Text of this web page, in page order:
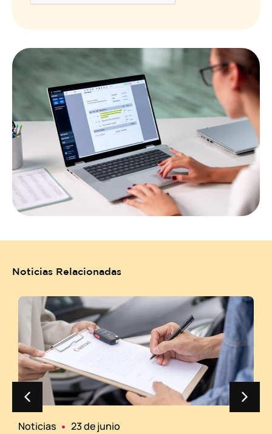
Noticias Relacionadas
Noticias
23 de junio